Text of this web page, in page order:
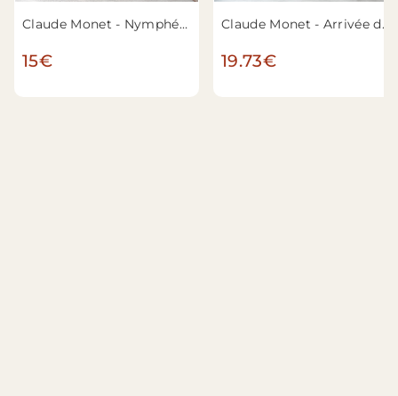
Claude Monet - Nymphéas
15€
Claude Monet - Arrivée du Train de Normandie, Gare Saint-Lazare
19.73€